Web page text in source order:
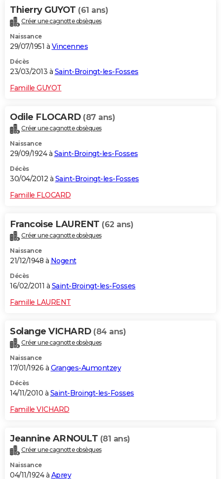
Thierry GUYOT (61 ans)
Créer une cagnotte obsèques
Naissance
29/07/1951 à Vincennes
Décès
23/03/2013 à Saint-Broingt-les-Fosses
Famille GUYOT
Odile FLOCARD (87 ans)
Créer une cagnotte obsèques
Naissance
29/09/1924 à Saint-Broingt-les-Fosses
Décès
30/04/2012 à Saint-Broingt-les-Fosses
Famille FLOCARD
Francoise LAURENT (62 ans)
Créer une cagnotte obsèques
Naissance
21/12/1948 à Nogent
Décès
16/02/2011 à Saint-Broingt-les-Fosses
Famille LAURENT
Solange VICHARD (84 ans)
Créer une cagnotte obsèques
Naissance
17/01/1926 à Granges-Aumontzey
Décès
14/11/2010 à Saint-Broingt-les-Fosses
Famille VICHARD
Jeannine ARNOULT (81 ans)
Créer une cagnotte obsèques
Naissance
04/11/1924 à Aprey